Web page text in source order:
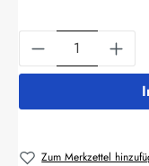
Produkt
Zum Merkzettel